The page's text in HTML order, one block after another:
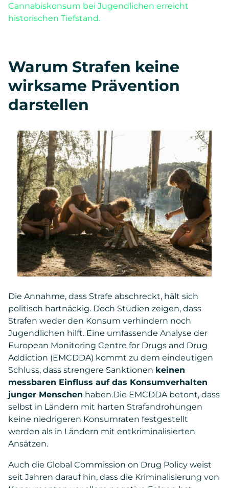
Cannabiskonsum bei Jugendlichen erreicht
historischen Tiefstand.
Warum Strafen keine
wirksame Prävention
darstellen
Die Annahme, dass Strafe abschreckt, hält sich
politisch hartnäckig. Doch Studien zeigen, dass
Strafen weder den Konsum verhindern noch
Jugendlichen hilft. Eine umfassende Analyse der
European Monitoring Centre for Drugs and Drug
Addiction (EMCDDA) kommt zu dem eindeutigen
Schluss, dass strengere Sanktionen keinen
messbaren Einfluss auf das Konsumverhalten
junger Menschen haben.Die EMCDDA betont, dass
selbst in Ländern mit harten Strafandrohungen
keine niedrigeren Konsumraten festgestellt
werden als in Ländern mit entkriminalisierten
Ansätzen.
Auch die Global Commission on Drug Policy weist
seit Jahren darauf hin, dass die Kriminalisierung von